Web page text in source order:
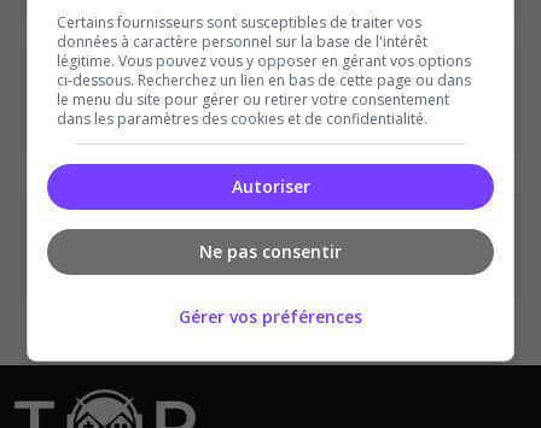
POPULAIRE
Minecraft
2139 serveurs Minecraft
ARK Survival Ascended
418 serveurs ARK Survival Ascended
Certains fournisseurs sont susceptibles de traiter vos
données à caractère personnel sur la base de l'intérêt
légitime. Vous pouvez vous y opposer en gérant vos options
ci-dessous. Recherchez un lien en bas de cette page ou dans
le menu du site pour gérer ou retirer votre consentement
dans les paramètres des cookies et de confidentialité.
Autoriser
Ne pas consentir
Gérer vos préférences